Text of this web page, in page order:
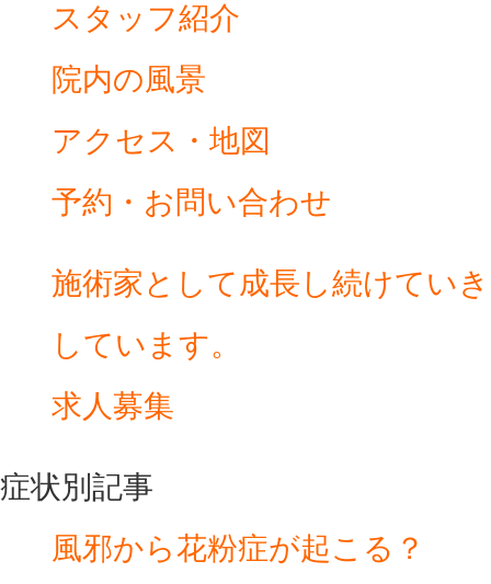
スタッフ紹介
院内の風景
アクセス・地図
予約・お問い合わせ
施術家として成長し続けてい
しています。
求人募集
症状別記事
風邪から花粉症が起こる？